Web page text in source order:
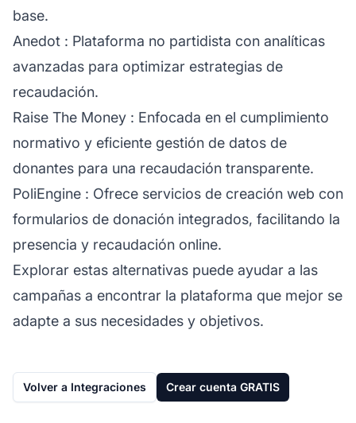
base.
Anedot : Plataforma no partidista con analíticas
avanzadas para optimizar estrategias de
recaudación.
Raise The Money : Enfocada en el cumplimiento
normativo y eficiente gestión de datos de
donantes para una recaudación transparente.
PoliEngine : Ofrece servicios de creación web con
formularios de donación integrados, facilitando la
presencia y recaudación online.
Explorar estas alternativas puede ayudar a las
campañas a encontrar la plataforma que mejor se
adapte a sus necesidades y objetivos.
Volver a Integraciones Crear cuenta GRATIS